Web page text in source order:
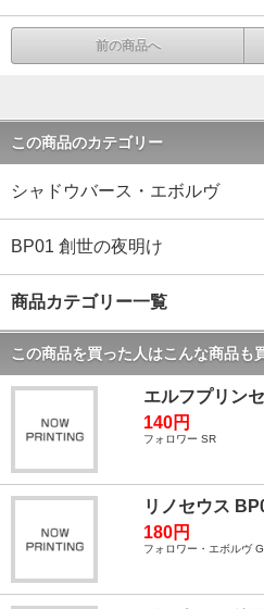
前の商品へ
この商品のカテゴリー
シャドウバース・エボルヴ
BP01 創世の夜明け
商品カテゴリー一覧
この商品を買った人はこんな商品も
エルフプリン
140円
フォロワー SR
リノセウス
180円
フォロワー・エボルヴ